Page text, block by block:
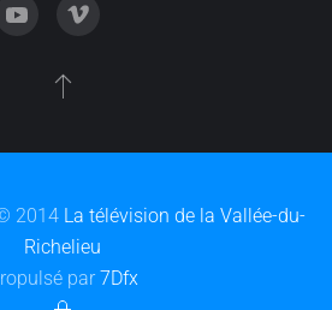
2014 La télévision de la Vallée-du-
Richelieu
par 7Dfx